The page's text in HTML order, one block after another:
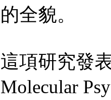
的全貌。
這項研究發
Molecular